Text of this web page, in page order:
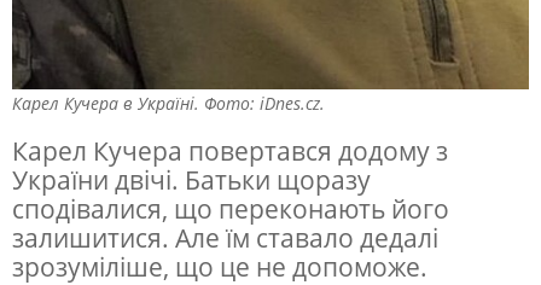
Карел Кучера в Україні. Фото: iDnes.cz.
Карел Кучера повертався додому з
України двічі. Батьки щоразу
сподівалися, що переконають його
залишитися. Але їм ставало дедалі
зрозуміліше, що це не допоможе.